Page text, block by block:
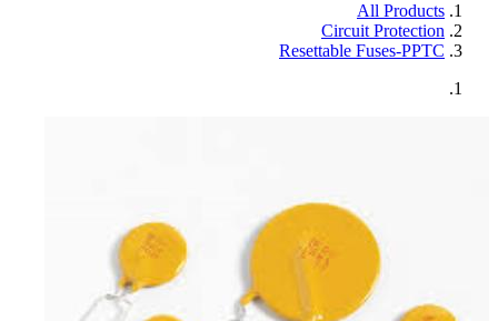
All Products
Circuit Protection
Resettable Fuses-PPTC